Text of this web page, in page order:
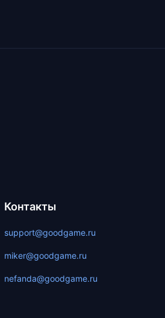
Контакты
support@goodgame.ru
miker@goodgame.ru
nefanda@goodgame.ru